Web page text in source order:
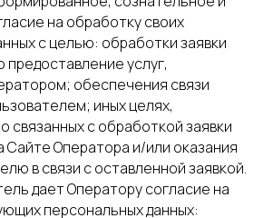
на обработку своих
с целью: обработки заявки
услуг,
обеспечения связи
иных целях,
связанных с обработкой заявки
Сайте Оператора и/или оказания
в связи с оставленной заявкой.
дает Оператору согласие на
персональных данных: